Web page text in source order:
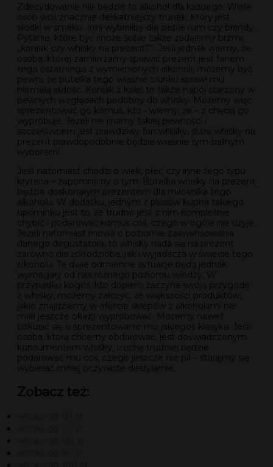
Zdecydowanie nie będzie to alkohol dla każdego. Wiele
osób woli znacznie delikatniejszy trunek, który jest
słodki w smaku. Inni wybraliby dla siebie rum czy brandy.
Pytanie, które być może sobie także zadajemy brzmi:
„koniak czy whisky na prezent?”. Jeśli jednak wiemy, że
osoba, której zamierzamy sprawić prezent jest fanem
tego ostatniego z wymienionych alkoholi, możemy być
pewni, że butelka tego właśnie trunku sprawi mu
niemałą radość. Koniak z kolei to także napój starzony w
pewnych względach podobny do whisky. Możemy więc
sprezentować go komuś, kto - wiemy, że – z chęcią go
wypróbuje. Jeżeli nie mamy takiej pewności i
szczęśliwcem jest prawdziwy fan whisky, duża whisky na
prezent prawdopodobnie będzie właśnie tym trafnym
wyborem!
Jeśli natomiast chodzi o wiek, płeć czy inne tego typu
kryteria – zapomnijmy o tym. Butelka whisky na prezent
będzie doskonałym prezentem dla miłośnika tego
alkoholu. W dodatku, jednym z plusów kupna takiego
upominku jest to, że trudno jest z nim kompletnie
chybić i podarować komuś coś, czego w ogóle nie użyje.
Jeżeli natomiast mowa o poziomie zaawansowania
danego degustatora, to whisky nada się na prezent
zarówno dla żółtodzioba, jak i wyjadacza w świecie tego
alkoholu. Te dwie odmienne sytuacje będą jednak
wymagały od nas różnego poziomu wiedzy. W
przypadku kogoś, kto dopiero zaczyna swoją przygodę
z whisky, możemy założyć, że większości produktów,
jakie znajdziemy w ofercie sklepów z alkoholami nie
miał jeszcze okazji wypróbować. Możemy nawet
pokusić się o sprezentowanie mu jakiegoś klasyka. Jeśli
osoba, którą chcemy obdarować, jest doświadczonym
konsumentem whisky, trochę trudniej będzie
podarować mu coś, czego jeszcze nie pił – starajmy się
wybierać mniej oczywiste destylarnie.
Zobacz też: